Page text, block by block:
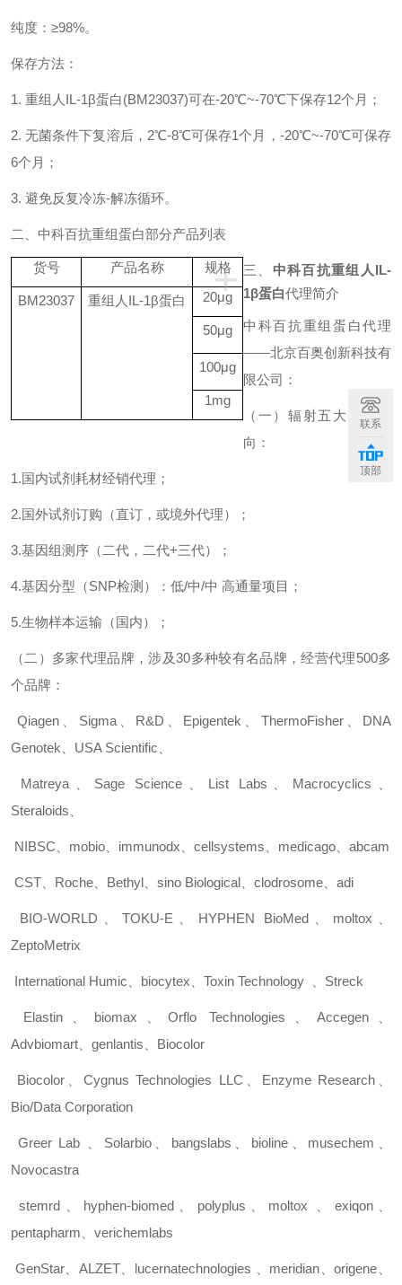
纯度： ≥98%。
保存方法：
1. 重组人 IL-1β蛋白(BM23037)可在-20℃~-70℃下保存12个月；
2.无菌条件下复溶后， 2℃-8℃可保存1个月， -20℃~-70℃可保存
6个月；
3. 避免反复冷冻-解冻循环。
二、 中科百抗重组蛋白部分产品列表
+
货号 产品名称 规格
BM23037 重组人 IL-1β蛋白 20μg
50μg
100μg
1mg
三、 中科百抗重组人IL-
1β蛋白代理简介
中科百抗重组蛋白代理
——北京百奥创新科技有
限公司：
（一）辐射五大服务方
向：
1.国内试剂耗材经销代理；
2.国外试剂订购（直订，或境外代理）；
3.基因组测序（二代，二代+三代）；
4.基因分型（SNP检测）：低/中/中 高通量项目；
5.生物样本运输（国内）；
（二）多家代理品牌，涉及30多种较有名品牌，经营代理500多
个品牌：
Qiagen Sigma、 R&D Epigentek ThermoFisher、 DNA
Genotek
USA Scientific
Matreya、 Sage Science List Labs Macrocyclics
Steraloids
NIBSC mobio immunodx cellsystems medicago abcam
CST Roche Bethyl sino Biological clodrosome adi
BIO-WORLD 、TOKU-E HYPHEN BioMed、 moltox
ZeptoMetrix
International Humic biocytex Toxin Technology Streck
Elastin、 biomax 、Orflo Technologies 、Accegen
Advbiomart
genlantis Biocolor
Biocolor 、Cygnus Technologies LLC Enzyme Research、
Bio/Data Corporation
Greer Lab Solarbio、 bangslabs bioline musechem
Novocastra
stemrd hyphen-biomed、 polyplus moltox exiqon、
pentapharm
verichemlabs
GenStar、 ALZET、 lucernatechnologies meridian 、origene
联系
顶部